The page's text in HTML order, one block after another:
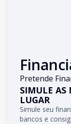
Pretende
SIMULE AS
LUGAR
Simule seu
bancos e